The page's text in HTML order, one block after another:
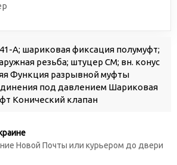
A; шариковая фиксация полумуфт;
резьба; штуцер СМ; вн. конус
Функция разрывной муфты
под давлением Шариковая
Конический клапан
Новой Почты или курьером до двери